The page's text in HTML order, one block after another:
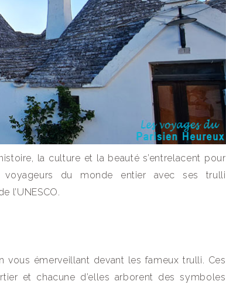
la culture et la beauté s’entrelacent pour
du monde entier avec ses trulli
l’UNESCO.
émerveillant devant les fameux trulli. Ces
et chacune d’elles arborent des symboles